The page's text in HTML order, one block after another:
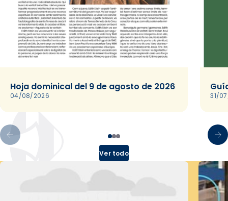
Hoja dominical del 9 de agosto de 2026
04/08/2026 31/
Ver todo